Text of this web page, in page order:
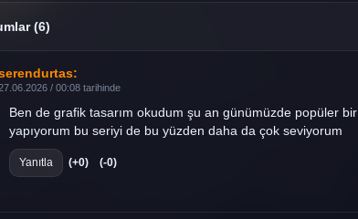
(6)
/ 00:08 tarihinde
Ben de grafik tasarım okudum şu an günümüzde popüler
yapıyorum bu seriyi de bu yüzden daha da çok seviyorum
Yanıtla (+0) (-0)